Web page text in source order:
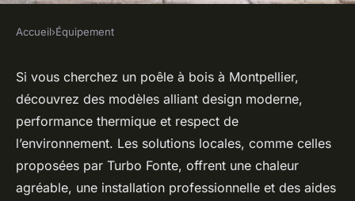
ÉQUIPEMENT
Découvrez les poêles à bois
tendance à montpellier !
Salomé•13 juillet 2025• 5 min de lecture
Accueil›Équipement
Si vous cherchez un poêle à bois à Montpellier,
découvrez des modèles alliant design moderne,
performance thermique et respect de
l’environnement. Les solutions locales, comme celles
proposées par Turbo Fonte, offrent une chaleur
agréable, une installation professionnelle et des aides